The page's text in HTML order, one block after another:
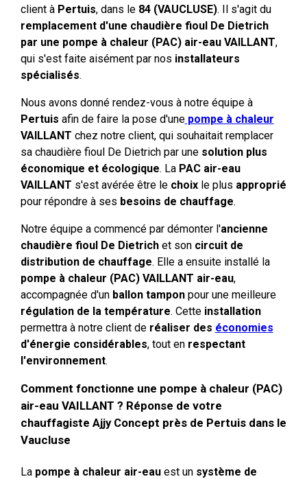
client à Pertuis, dans le84 (VAUCLUSE). Il s'agit du
remplacement d'une chaudière fioul De Dietrich
par une pompe à chaleur (PAC) air-eau VAILLANT,
qui s'est faite aisément par nos installateurs
spécialisés.
Nous avons donné rendez-vous à notre équipe à
Pertuis afin de faire la pose d'unepompe à chaleur
VAILLANT chez notre client, qui souhaitait remplacer
sa chaudière fioul De Dietrich par une solution plus
économique et écologique. LaPAC air-eau
VAILLANT s'est avérée être le choixle plus approprié
pour répondre à ses besoins de chauffage.
Notre équipe a commencé par démonter l'ancienne
chaudière fioul De Dietrichet soncircuit de
distribution de chauffage. Elle a ensuite installé la
pompe à chaleur (PAC) VAILLANT air-eau,
accompagnée d'un ballon tamponpour une meilleure
régulation de la température. Cette installation
permettra à notre client de réaliser des économies
d'énergie considérables, tout en respectant
l'environnement.
Comment fonctionne une pompe à chaleur (PAC)
air-eau VAILLANT ? Réponse de votre
chauffagiste Ajjy Concept près de Pertuis dans le
Vaucluse
La pompe à chaleur air-eauest un système de